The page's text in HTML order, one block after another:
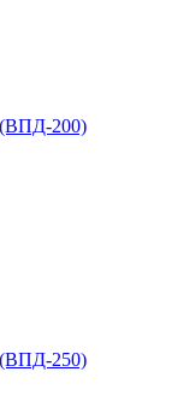
(ВПД-200)
(ВПД-250)